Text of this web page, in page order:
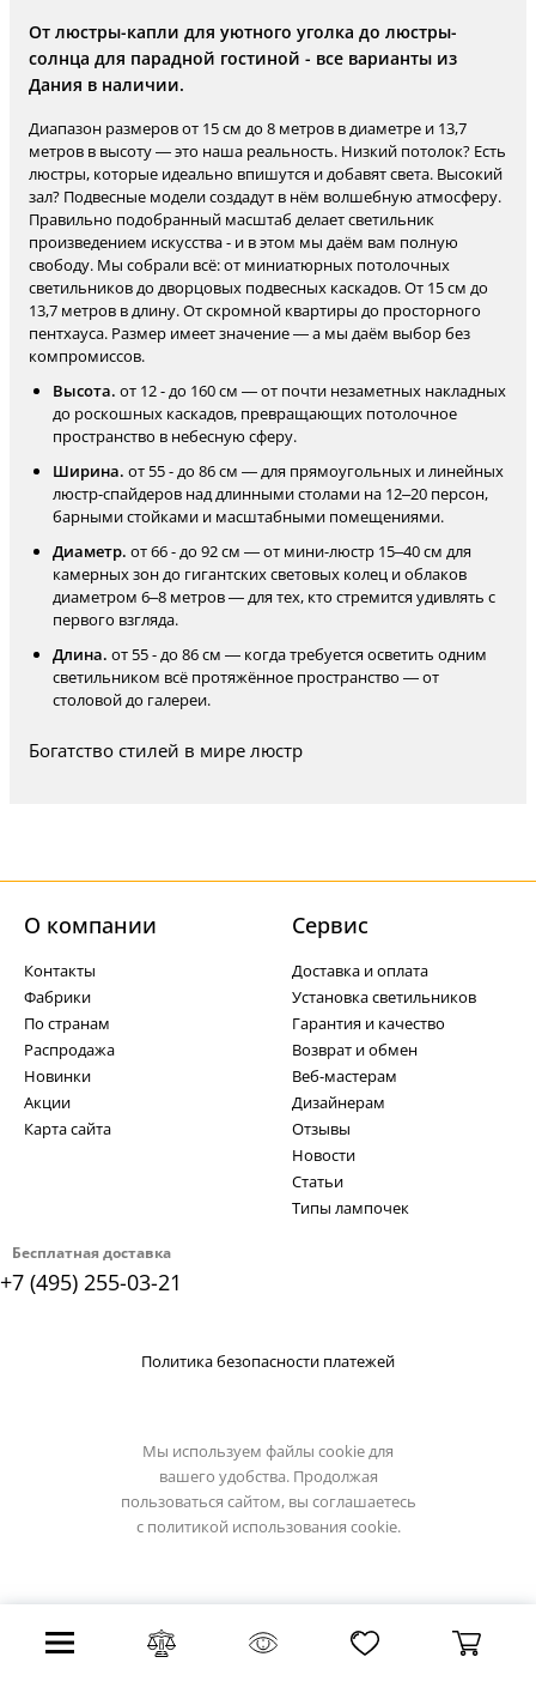
От люстры-капли для уютного уголка до люстры-
солнца для парадной гостиной - все варианты из
Дания в наличии.
Диапазон размеров от 15 см до 8 метров в диаметре и 13,7
метров в высоту — это наша реальность. Низкий потолок? Есть
люстры, которые идеально впишутся и добавят света. Высокий
зал? Подвесные модели создадут в нём волшебную атмосферу.
Правильно подобранный масштаб делает светильник
произведением искусства - и в этом мы даём вам полную
свободу. Мы собрали всё: от миниатюрных потолочных
светильников до дворцовых подвесных каскадов. От 15 см до
13,7 метров в длину. От скромной квартиры до просторного
пентхауса. Размер имеет значение — а мы даём выбор без
компромиссов.
Высота. от 12 - до 160 см — от почти незаметных накладных
до роскошных каскадов, превращающих потолочное
пространство в небесную сферу.
Ширина. от 55 - до 86 см — для прямоугольных и линейных
люстр-спайдеров над длинными столами на 12–20 персон,
барными стойками и масштабными помещениями.
Диаметр. от 66 - до 92 см — от мини-люстр 15–40 см для
камерных зон до гигантских световых колец и облаков
диаметром 6–8 метров — для тех, кто стремится удивлять с
первого взгляда.
Длина. от 55 - до 86 см — когда требуется осветить одним
светильником всё протяжённое пространство — от
столовой до галереи.
Богатство стилей в мире люстр
Бесплатная доставка
+7 (495) 255-03-21
О компании
Контакты
Фабрики
По странам
Распродажа
Новинки
Акции
Карта сайта
Cервис
Доставка и оплата
Установка светильников
Гарантия и качество
Возврат и обмен
Веб-мастерам
Дизайнерам
Отзывы
Новости
Статьи
Типы лампочек
Политика безопасности платежей
Мы используем файлы cookie для
вашего удобства. Продолжая
пользоваться сайтом, вы соглашаетесь
с политикой использования cookie.
Интернет магазин sitilyuks.ru